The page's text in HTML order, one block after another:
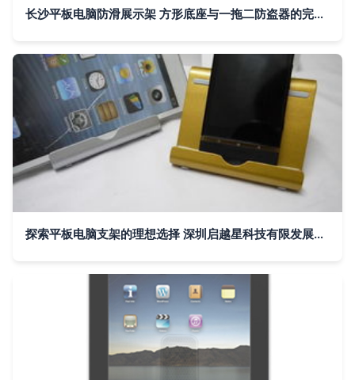
长沙平板电脑防滑展示架 方形底座与一拖二防盗器的完美结合
探索平板电脑支架的理想选择 深圳启越星科技有限发展公司引领创新设计